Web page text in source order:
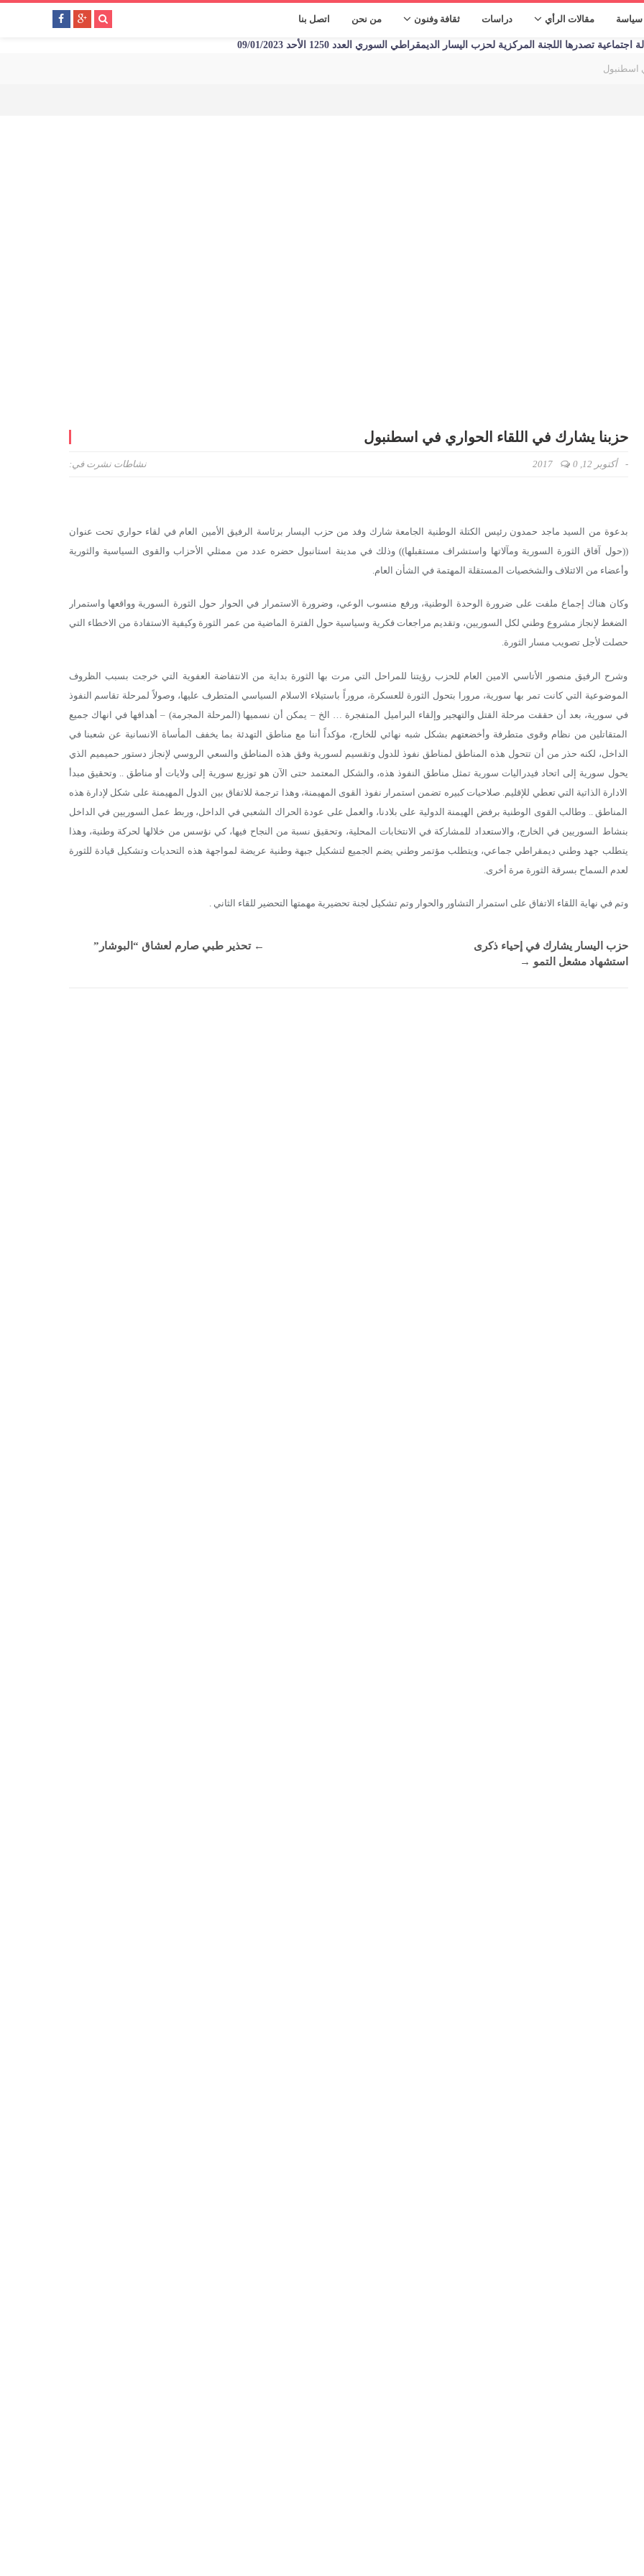
سياسة مقالات الرأي دراسات ثقافة وفنون من نحن اتصل بنا
تصدرها اللجنة المركزية لحزب اليسار الديمقراطي السوري العدد 1250 الأحد 09/01/2023
اسطنبول
حزبنا يشارك في اللقاء الحواري في اسطنبول
نشرت في: نشاطات - أكتوبر 12, 2017 0
بدعوة من السيد ماجد حمدون رئيس الكتلة الوطنية الجامعة شارك وفد من حزب اليسار برئاسة الرفيق الأمين العام في لقاء حواري تحت عنوان
((حول آفاق الثورة السورية ومآلاتها واستشراف مستقبلها)) وذلك في مدينة استانبول حضره عدد من ممثلي الأحزاب والقوى السياسية والثورية
وأعضاء من الائتلاف والشخصيات المستقلة المهتمة في الشأن العام.
وكان هناك إجماع ملفت على ضرورة الوحدة الوطنية، ورفع منسوب الوعي، وضرورة الاستمرار في الحوار حول الثورة السورية وواقعها واستمرار
الضغط لإنجاز مشروع وطني لكل السوريين، وتقديم مراجعات فكرية وسياسية حول الفترة الماضية من عمر الثورة وكيفية الاستفادة من الاخطاء التي
حصلت لأجل تصويب مسار الثورة.
وشرح الرفيق منصور الأتاسي الامين العام للحزب رؤيتنا للمراحل التي مرت بها الثورة بداية من الانتفاضة العفوية التي خرجت بسبب الظروف
الموضوعية التي كانت تمر بها سورية، مرورا بتحول الثورة للعسكرة، مروراً باستيلاء الاسلام السياسي المتطرف عليها، وصولاً لمرحلة تقاسم النفوذ
في سورية، بعد أن حققت مرحلة القتل والتهجير وإلقاء البراميل المتفجرة … الخ – يمكن أن نسميها (المرحلة المجرمة) – أهدافها في انهاك جميع
المتقاتلين من نظام وقوى متطرفة وأخضعتهم بشكل شبه نهائي للخارج، مؤكداً أننا مع مناطق التهدئة بما يخفف المأساة الانسانية عن شعبنا في
الداخل، لكنه حذر من أن تتحول هذه المناطق لمناطق نفوذ للدول وتقسيم لسورية وفق هذه المناطق والسعي الروسي لإنجاز دستور حميميم الذي
يحول سورية إلى اتحاد فيدراليات سورية تمثل مناطق النفوذ هذه، والشكل المعتمد حتى الآن هو توزيع سورية إلى ولايات أو مناطق .. وتحقيق مبدأ
الادارة الذاتية التي تعطي للإقليم. صلاحيات كبيره تضمن استمرار نفوذ القوى المهيمنة، وهذا ترجمة للاتفاق بين الدول المهيمنة على شكل لإدارة هذه
المناطق .. وطالب القوى الوطنية برفض الهيمنة الدولية على بلادنا، والعمل على عودة الحراك الشعبي في الداخل، وربط عمل السوريين في الداخل
بنشاط السوريين في الخارج، والاستعداد للمشاركة في الانتخابات المحلية، وتحقيق نسبة من النجاح فيها، كي نؤسس من خلالها لحركة وطنية، وهذا
يتطلب جهد وطني ديمقراطي جماعي، ويتطلب مؤتمر وطني يضم الجميع لتشكيل جبهة وطنية عريضة لمواجهة هذه التحديات وتشكيل قيادة للثورة
لعدم السماح بسرقة الثورة مرة أخرى.
وتم في نهاية اللقاء الاتفاق على استمرار التشاور والحوار وتم تشكيل لجنة تحضيرية مهمتها التحضير للقاء الثاني .
← تحذير طبي صارم لعشاق “البوشار”
حزب اليسار يشارك في إحياء ذكرى
استشهاد مشعل التمو →